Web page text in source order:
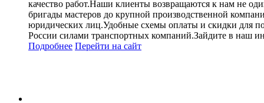
качество работ.Наши клиенты возвращаются к нам не
бригады мастеров до крупной производственной
юридических лиц.Удобные схемы оплаты и скидки для
России силами транспортных компаний.Зайдите в наш
Подробнее Перейти на сайт